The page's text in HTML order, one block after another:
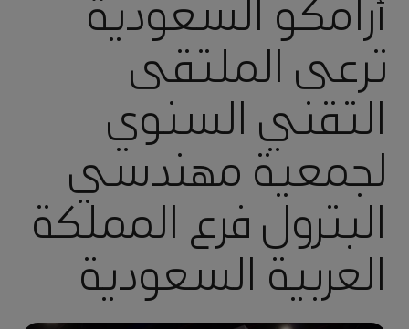
أرامكو السعودية
ترعى الملتقى
التقني السنوي
لجمعية مهندسي
البترول فرع المملكة
العربية السعودية